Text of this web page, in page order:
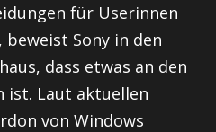
für Userinnen
Sony in den
dass etwas an den
ist. Laut aktuellen
von Windows